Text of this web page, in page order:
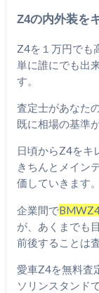
Z4の内外装を
Z4を１万円でも
単に誰にでも出
す。
査定士があなた
既に相場の基準
日頃からZ4をキ
きちんとメイン
価していきます。
企業間で
が、あくまでも
前後することは
愛車Z4を無料査
ソリンスタンド